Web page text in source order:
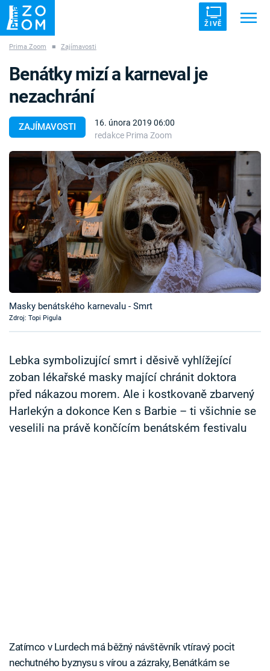
ŽIVĚ
ZÁHADY VETŘELCI DÁVNOVĚKU
Témata
Témata
Pořady
TV Program
Časopis
Sledujte prima+
Sledujte nás
Prima Zoom ■ Zajímavosti
ZAJÍMAVOSTI
16. února 2019 06:00
redakce Prima Zoom
Benátky mizí a karneval je
nezachrání
Masky benátského karnevalu - Smrt
Zdroj: Topi Pigula
Lebka symbolizující smrt i děsivě vyhlížející
zoban lékařské masky mající chránit doktora
před nákazou morem. Ale i kostkovaně zbarvený
Harlekýn a dokonce Ken s Barbie – ti všichnie se
veselili na právě končícím benátském festivalu
Zatímco v Lurdech má běžný návštěvník vtíravý pocit
nechutného byznysu s vírou a zázraky, Benátkám se